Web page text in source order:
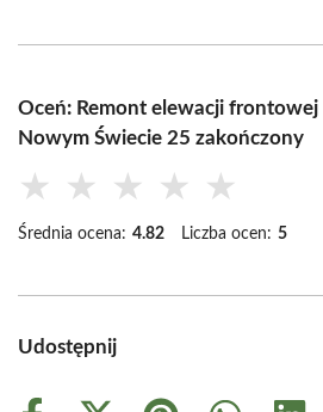
Oceń: Remont elewacji
Nowym Świecie 25 zakończony
★ ★ ★ ★ ★
Średnia ocena: 4.82 Liczba ocen: 5
Udostępnij